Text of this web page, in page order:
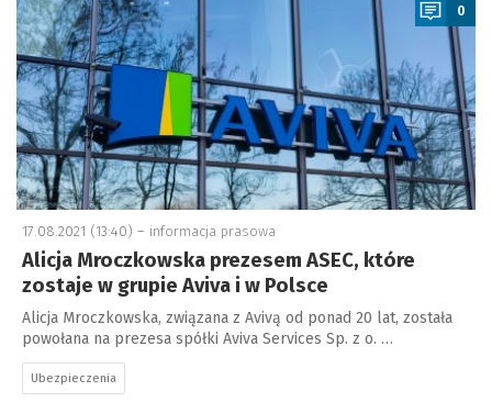
0
17.08.2021 (13:40) – informacja prasowa
Alicja Mroczkowska prezesem ASEC, które
zostaje w grupie Aviva i w Polsce
Alicja Mroczkowska, związana z Avivą od ponad 20 lat, została
powołana na prezesa spółki Aviva Services Sp. z o. …
Ubezpieczenia